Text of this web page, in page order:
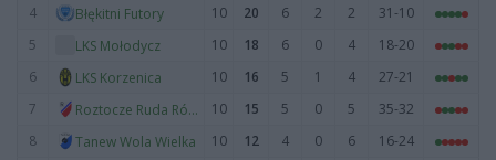
4
Błękitni Futory 10 20 6 2 2
31-10
5
LKS Mołodycz 10 18 6 0 4
18-20
6
LKS Korzenica 10 16 5 1 4
27-21
7
Roztocze Ruda Różaniecka 10 15 5 0 5
35-32
8
Tanew Wola Wielka 10 12 4 0 6
16-24